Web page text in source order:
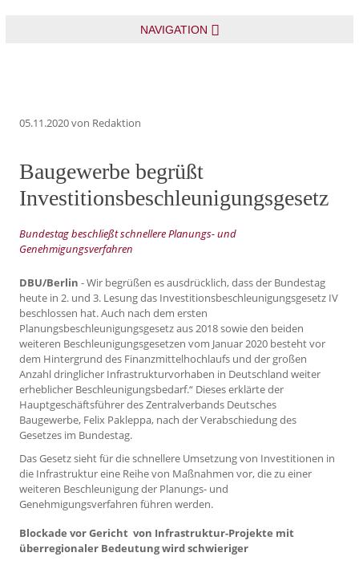
NAVIGATION
05.11.2020von Redaktion
Baugewerbe begrüßt
Investitionsbeschleunigungsgesetz
Bundestag beschließt schnellere Planungs- und
Genehmigungsverfahren
DBU/Berlin - Wir begrüßen es ausdrücklich, dass der Bundestag
heute in 2. und 3. Lesung das Investitionsbeschleunigungsgesetz IV
beschlossen hat. Auch nach dem ersten
Planungsbeschleunigungsgesetz aus 2018 sowie den beiden
weiteren Beschleunigungsgesetzen vom Januar 2020 besteht vor
dem Hintergrund des Finanzmittelhochlaufs und der großen
Anzahl dringlicher Infrastrukturvorhaben in Deutschland weiter
erheblicher Beschleunigungsbedarf.“ Dieses erklärte der
Hauptgeschäftsführer des Zentralverbands Deutsches
Baugewerbe, Felix Pakleppa, nach der Verabschiedung des
Gesetzes im Bundestag.
Das Gesetz sieht für die schnellere Umsetzung von Investitionen in
die Infrastruktur eine Reihe von Maßnahmen vor, die zu einer
weiteren Beschleunigung der Planungs- und
Genehmigungsverfahren führen werden.
Blockade vor Gericht von Infrastruktur-Projekte mit
überregionaler Bedeutung wird schwieriger